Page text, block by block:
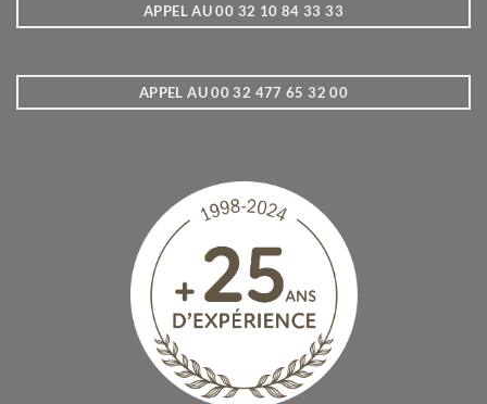
APPEL AU 00 32 10 84 33 33
APPEL AU 00 32 477 65 32 00